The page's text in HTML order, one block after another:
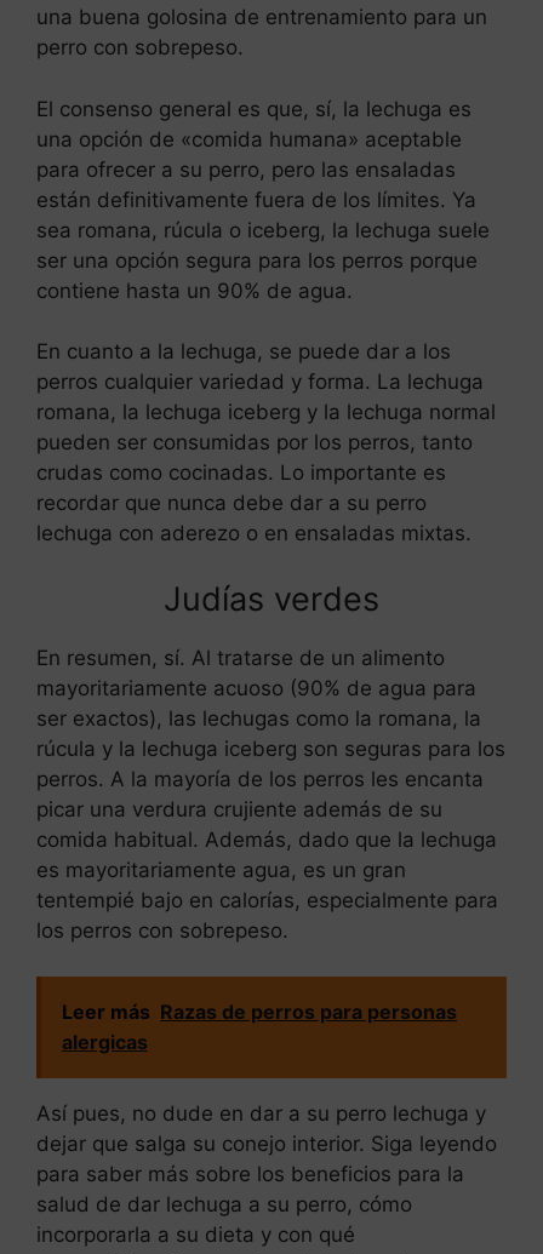
una buena golosina de entrenamiento para un
perro con sobrepeso.
El consenso general es que, sí, la lechuga es
una opción de «comida humana» aceptable
para ofrecer a su perro, pero las ensaladas
están definitivamente fuera de los límites. Ya
sea romana, rúcula o iceberg, la lechuga suele
ser una opción segura para los perros porque
contiene hasta un 90% de agua.
En cuanto a la lechuga, se puede dar a los
perros cualquier variedad y forma. La lechuga
romana, la lechuga iceberg y la lechuga normal
pueden ser consumidas por los perros, tanto
crudas como cocinadas. Lo importante es
recordar que nunca debe dar a su perro
lechuga con aderezo o en ensaladas mixtas.
Judías verdes
En resumen, sí. Al tratarse de un alimento
mayoritariamente acuoso (90% de agua para
ser exactos), las lechugas como la romana, la
rúcula y la lechuga iceberg son seguras para los
perros. A la mayoría de los perros les encanta
picar una verdura crujiente además de su
comida habitual. Además, dado que la lechuga
es mayoritariamente agua, es un gran
tentempié bajo en calorías, especialmente para
los perros con sobrepeso.
Leer más Razas de perros para personas
alergicas
Así pues, no dude en dar a su perro lechuga y
dejar que salga su conejo interior. Siga leyendo
para saber más sobre los beneficios para la
salud de dar lechuga a su perro, cómo
incorporarla a su dieta y con qué